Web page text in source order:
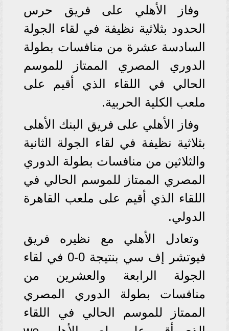
وفاز الأهلي على فريق حرس
الحدود بثلاثية نظيفة في لقاء الجولة
السادسة عشرة من منافسات بطولة
الدوري المصري الممتاز للموسم
الحالي في اللقاء الذي أقيم على
ملعب الكلية الحربية.
وفاز الأهلي على فريق البنك الأهلى
بثلاثية نظيفة في لقاء الجولة الثانية
والثلاثين من منافسات بطولة الدوري
المصري الممتاز للموسم الحالي في
اللقاء الذي أقيم على ملعب القاهرة
الدولي.
وتعادل الأهلي مع نظيره فريق
فيوتشر إف سي بنتيجة 0-0 في لقاء
الجولة الرابعة والعشرين من
منافسات بطولة الدوري المصري
الممتاز للموسم الحالي في اللقاء